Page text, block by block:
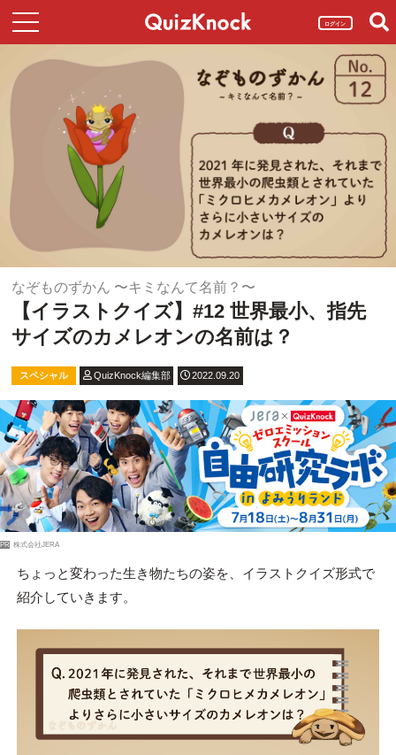
ログイン
なぞものずかん 〜キミなんて名前？〜
【イラストクイズ】#12 世界最小、指先
サイズのカメレオンの名前は？
スペシャル QuizKnock編集部 2022.09.20
PR 株式会社JERA
ちょっと変わった生き物たちの姿を、イラストクイズ形式で
紹介していきます。